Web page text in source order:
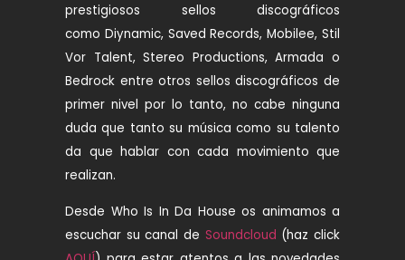
prestigiosos sellos discográficos
como Diynamic, Saved Records, Mobilee, Stil
Vor Talent, Stereo Productions, Armada o
Bedrock entre otros sellos discográficos de
primer nivel por lo tanto, no cabe ninguna
duda que tanto su música como su talento
da que hablar con cada movimiento que
realizan.
Desde Who Is In Da House os animamos a
escuchar su canal de Soundcloud (haz click